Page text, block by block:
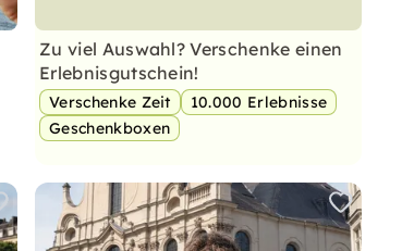
Zu viel Auswahl? Verschenke einen
Erlebnisgutschein!
Verschenke Zeit
10.000 Erlebnisse
Geschenkboxen